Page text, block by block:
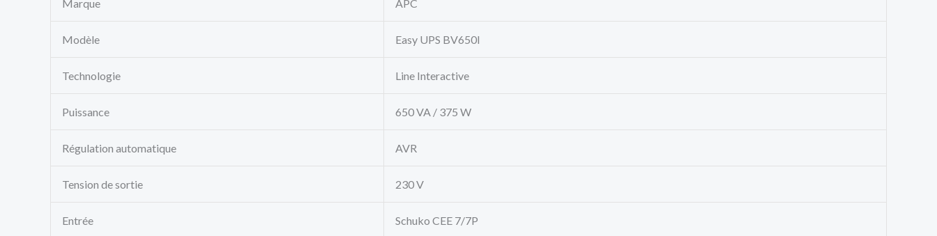
Marque APC
Modèle Easy UPS BV650I
Technologie Line Interactive
Puissance 650 VA / 375 W
Régulation automatique AVR
Tension de sortie 230 V
Entrée Schuko CEE 7/7P